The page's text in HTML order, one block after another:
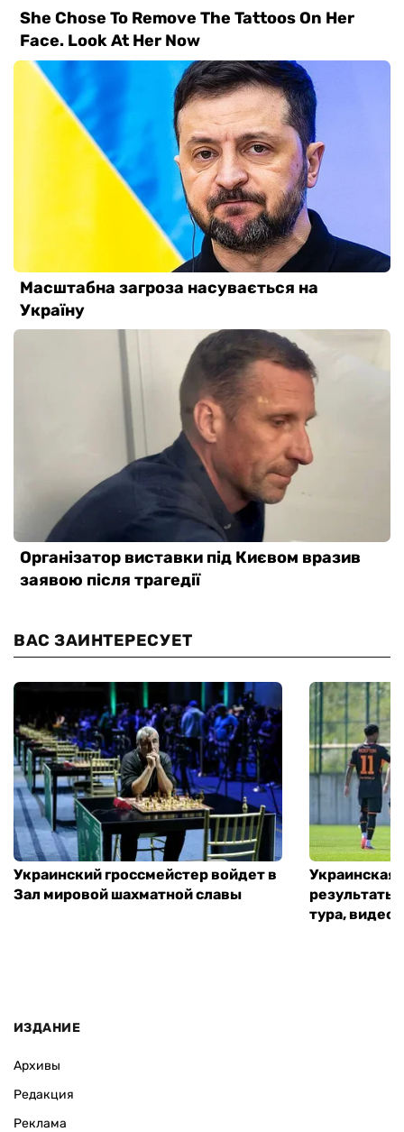
ВАС ЗАИНТЕРЕСУЕТ
Украинский гроссмейстер войдет в
Зал мировой шахматной славы
Украинская
результаты
тура, видео
ИЗДАНИЕ
Архивы
Редакция
Реклама